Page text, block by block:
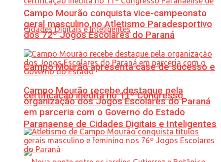
Campo Mourão apresenta case de sucesso e
certificação inédita no 11º Congresso
Paranaense de Cidades Digitais e Inteligentes
Campo Mourão conquista vice-campeonato
geral masculino no Atletismo Paradesportivo
dos 72º Jogos Escolares do Paraná
Campo Mourão recebe destaque pela
organização dos Jogos Escolares do Paraná
em parceria com o Governo do Estado